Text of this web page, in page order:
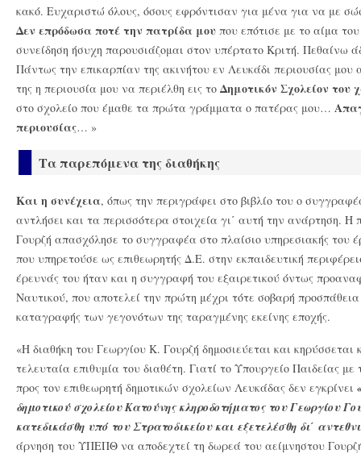
κακό. Ευχαριστώ όλους, όσους εφρόντισαν για μένα για να με
Δεν επρόδωσα ποτέ την πατρίδα μου που επότισε με το αίμα
συνείδηση ήσυχη παρουσιάζομαι στον υπέρτατο Κριτή. Πεθαίνω
Πάντως την επικαρπίαν της ακινήτου εν Λευκάδι περιουσίας
της η περιουσία μου να περιέλθη εις τοΔημοτικόν Σχολείον του
στο σχολείο που έμαθε τα πρώτα γράμματα ο πατέρας μου…
περιουσίας… »
Τα παρεπόμενα της διαθήκης
Και η συνέχεια, όπως την περιγράφει στο βιβλίο του ο
αντλήσει και τα περισσότερα στοιχεία γι΄ αυτή την ανάρτηση. Η
Γουρζή απασχόλησε το συγγραφέα στο πλαίσιο υπηρεσιακής του
που υπηρετούσε ως επιθεωρητής Δ.Ε. στην εκπαιδευτική
έρευνάς του ήταν και η συγγραφή του εξαιρετικού όντως
Ναυτικού, που αποτελεί την πρώτη μέχρι τότε σοβαρή
καταγραφής των γεγονότων της ταραγμένης εκείνης εποχής.
«Η διαθήκη του Γεωργίου Κ. Γουρζή δημοσιεύεται και κηρύσσεται
τελευταία επιθυμία του διαθέτη. Γιατί το Υπουργείο Παιδείας
προς τον επιθεωρητή δημοτικών σχολείων Λευκάδας δεν εγκρίνει
δημοτικού σχολείου Κατούνης κληροδοτήματος του Γεωργίου
κατεδικάσθη υπό του Στρατοδικείου και εξετελέσθη δι΄
άρνηση του ΥΠΕΠΘ να αποδεχτεί τη δωρεά του αείμνηστου